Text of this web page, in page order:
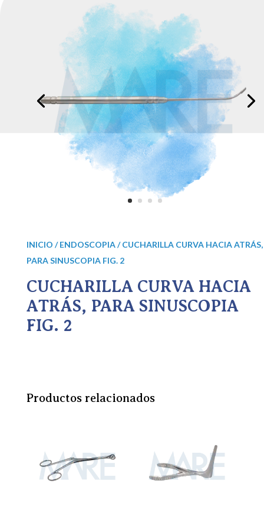
INICIO /ENDOSCOPIA/ CUCHARILLA CURVA HACIA ATRÁS,
PARA SINUSCOPIA FIG. 2
CUCHARILLA CURVA HACIA
ATRÁS, PARA SINUSCOPIA
FIG. 2
Productos relacionados